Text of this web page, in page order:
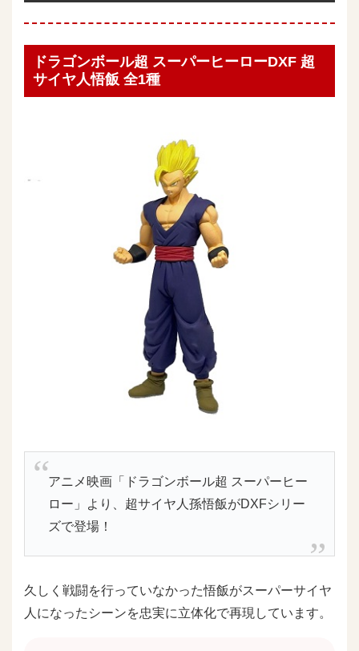
ドラゴンボール超 スーパーヒーローDXF 超
サイヤ人悟飯 全1種
アニメ映画「ドラゴンボール超 スーパーヒー
ロー」より、超サイヤ人孫悟飯がDXFシリー
ズで登場！
久しく戦闘を行っていなかった悟飯がスーパーサイヤ
人になったシーンを忠実に立体化で再現しています。